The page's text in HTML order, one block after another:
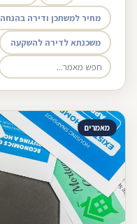
מחיר למשתכן ודירה בהנחה
משכנתא לדירה להשקעה
מאמרים